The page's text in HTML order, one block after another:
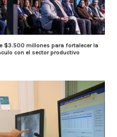
$3.500 millones para fortalecer la
con el sector productivo